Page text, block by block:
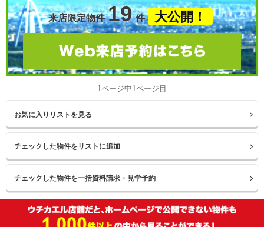
来店限定物件 19 件 大公開！
1ページ中1ページ目
お気に入りリストを見る